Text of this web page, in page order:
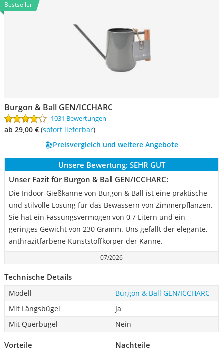
Bestseller
Burgon & Ball GEN/ICCHARC
1031 Bewertungen
ab 29,00 € ( Sofort lieferbar)
Preisvergleich und weitere Angebote
Unsere Bewertung: SEHR GUT
Unser Fazit für Burgon & Ball GEN/ICCHARC:
Die Indoor-Gießkanne von Burgon & Ball ist eine praktische
und stilvolle Lösung für das Bewässern von Zimmerpflanzen.
Sie hat ein Fassungsvermögen von 0,7 Litern und ein
geringes Gewicht von 230 Gramm. Uns gefällt der elegante,
anthrazitfarbene Kunststoffkörper der Kanne.
07/2026
Technische Details
Modell
Burgon & Ball GEN/ICCHARC
Mit Längsbügel
Ja
Mit Querbügel
Nein
Vorteile Nachteile